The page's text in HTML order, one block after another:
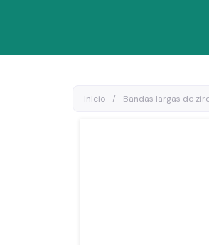
Inicio / Bandas largas de